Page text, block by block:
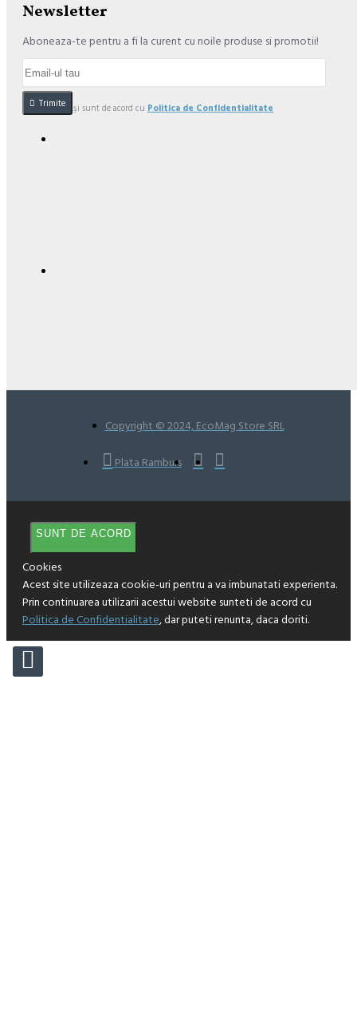
Newsletter
Aboneaza-te pentru a fi la curent cu noile produse si promotii!
Trimite
Am citit şi sunt de acord cu Politica de Confidentialitate
Copyright © 2024, EcoMag Store SRL
Plata Ramburs
SUNT DE ACORD
Cookies
Acest site utilizeaza cookie-uri pentru a va imbunatati experienta.
Prin continuarea utilizarii acestui website sunteti de acord cu
Politica de Confidentialitate, dar puteti renunta, daca doriti.